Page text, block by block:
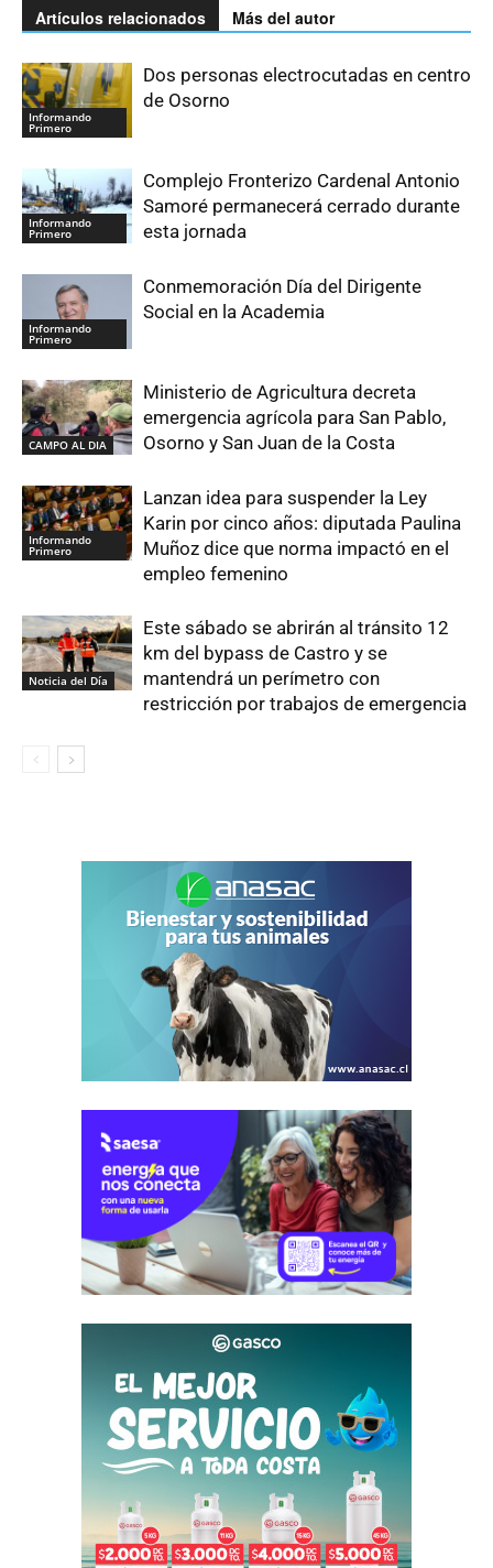
Artículos relacionados Más del autor
Informando
Primero
Dos personas electrocutadas en centro
de Osorno
Informando
Primero
Complejo Fronterizo Cardenal Antonio
Samoré permanecerá cerrado durante
esta jornada
Informando
Primero
Conmemoración Día del Dirigente
Social en la Academia
CAMPO AL DIA
Ministerio de Agricultura decreta
emergencia agrícola para San Pablo,
Osorno y San Juan de la Costa
Informando
Primero
Lanzan idea para suspender la Ley
Karin por cinco años: diputada Paulina
Muñoz dice que norma impactó en el
empleo femenino
Noticia del Día
Este sábado se abrirán al tránsito 12
km del bypass de Castro y se
mantendrá un perímetro con
restricción por trabajos de emergencia